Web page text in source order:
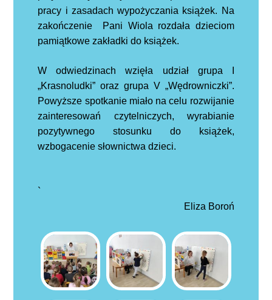
pracy i zasadach wypożyczania książek. Na
zakończenie Pani Wiola rozdała dzieciom
pamiątkowe zakładki do książek.
W odwiedzinach wzięła udział grupa I
„Krasnoludki” oraz grupa V „Wędrowniczki”.
Powyższe spotkanie miało na celu rozwijanie
zainteresowań czytelniczych, wyrabianie
pozytywnego stosunku do książek,
wzbogacenie słownictwa dzieci.
`
Eliza Boroń